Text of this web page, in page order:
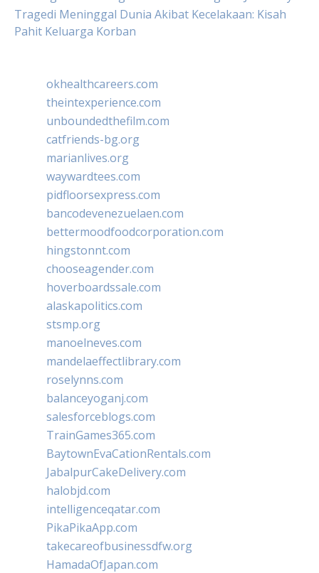
Tragedi Meninggal Dunia Akibat Kecelakaan: Kisah
Pahit Keluarga Korban
okhealthcareers.com
theintexperience.com
unboundedthefilm.com
catfriends-bg.org
marianlives.org
waywardtees.com
pidfloorsexpress.com
bancodevenezuelaen.com
bettermoodfoodcorporation.com
hingstonnt.com
chooseagender.com
hoverboardssale.com
alaskapolitics.com
stsmp.org
manoelneves.com
mandelaeffectlibrary.com
roselynns.com
balanceyoganj.com
salesforceblogs.com
TrainGames365.com
BaytownEvaCationRentals.com
JabalpurCakeDelivery.com
halobjd.com
intelligenceqatar.com
PikaPikaApp.com
takecareofbusinessdfw.org
HamadaOfJapan.com